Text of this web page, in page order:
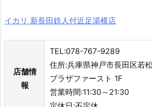
イカリ 新長田鉄人付近足湯横店
店舗情
報
TEL:078-767-9289
住所:兵庫県神戸市長田区若
プラザファースト 1F
営業時間:11:30～21:30